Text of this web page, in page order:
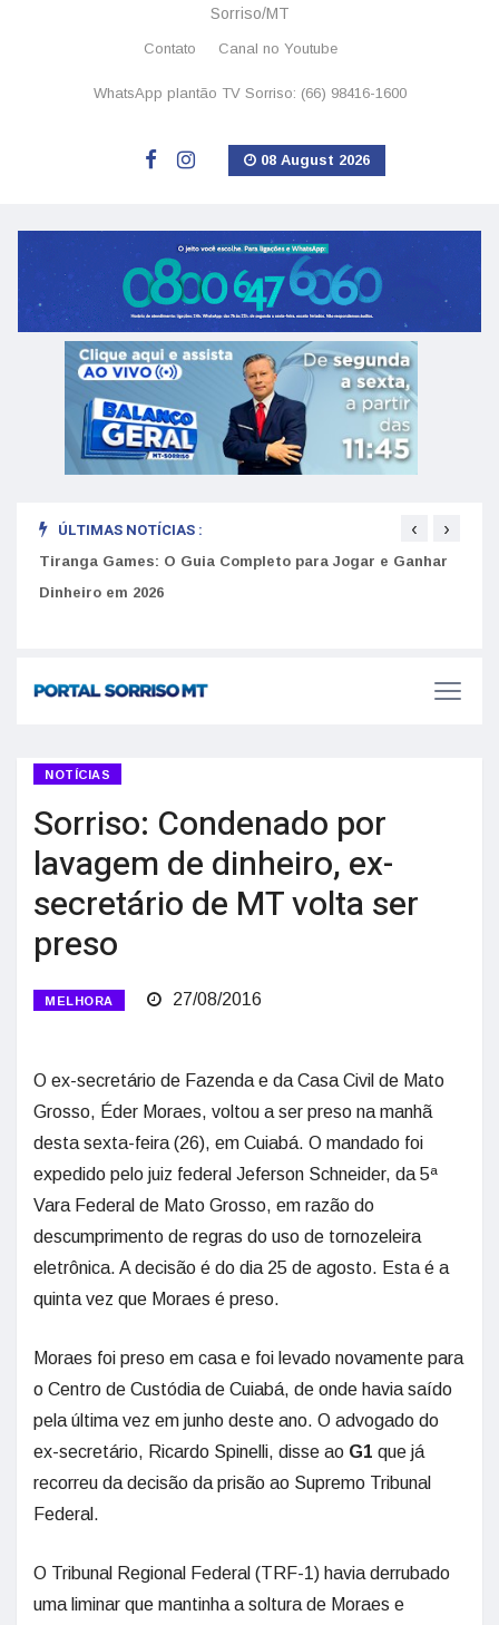
Sorriso/MT
Contato Canal no Youtube
WhatsApp plantão TV Sorriso: (66) 98416-1600
08 August 2026
ÚLTIMAS NOTÍCIAS :
Tiranga Games: O Guia Completo para Jogar e Ganhar
Dinheiro em 2026
‹ ›
NOTÍCIAS
Sorriso: Condenado por
lavagem de dinheiro, ex-
secretário de MT volta ser
preso
MELHORA 27/08/2016
O ex-secretário de Fazenda e da Casa Civil de Mato
Grosso, Éder Moraes, voltou a ser preso na manhã
desta sexta-feira (26), em Cuiabá. O mandado foi
expedido pelo juiz federal Jeferson Schneider, da 5ª
Vara Federal de Mato Grosso, em razão do
descumprimento de regras do uso de tornozeleira
eletrônica. A decisão é do dia 25 de agosto. Esta é a
quinta vez que Moraes é preso.
Moraes foi preso em casa e foi levado novamente para
o Centro de Custódia de Cuiabá, de onde havia saído
pela última vez em junho deste ano. O advogado do
ex-secretário, Ricardo Spinelli, disse ao G1 que já
recorreu da decisão da prisão ao Supremo Tribunal
Federal.
O Tribunal Regional Federal (TRF-1) havia derrubado
uma liminar que mantinha a soltura de Moraes e